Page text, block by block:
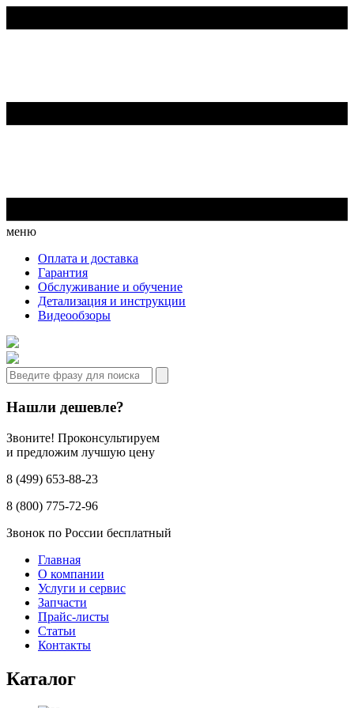
меню
Оплата и доставка
Гарантия
Обслуживание и обучение
Детализация и инструкции
Видеообзоры
Нашли дешевле?
Звоните! Проконсультируем
и предложим лучшую цену
8 (499) 653-88-23
8 (800) 775-72-96
Звонок по России бесплатный
Главная
О компании
Услуги и сервис
Запчасти
Прайс-листы
Статьи
Контакты
Каталог